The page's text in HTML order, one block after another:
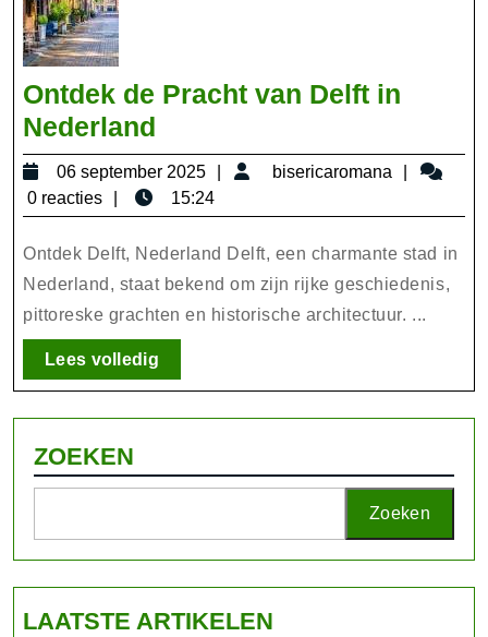
Ontdek de Pracht van Delft in
Nederland
de
Pracht
van
Delft
in
Nederland
06 september 2025
06
2025
bisericaromana
0 reacties
15:24
Ontdek Delft, Nederland Delft, een charmante stad in
Nederland, staat bekend om zijn rijke geschiedenis,
pittoreske grachten en historische architectuur. ...
Lees volledigLees
volledig
ZOEKEN
Zoeken
LAATSTE ARTIKELEN